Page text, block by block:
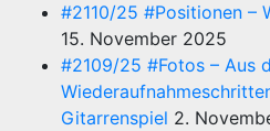
#2110/25 #Positionen –
15. November 2025
#2109/25 #Fotos – Aus
Gitarrenspiel 2.